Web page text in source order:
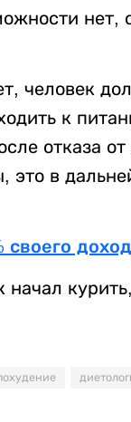
нет,
человек
к
отказа от
это в
своего